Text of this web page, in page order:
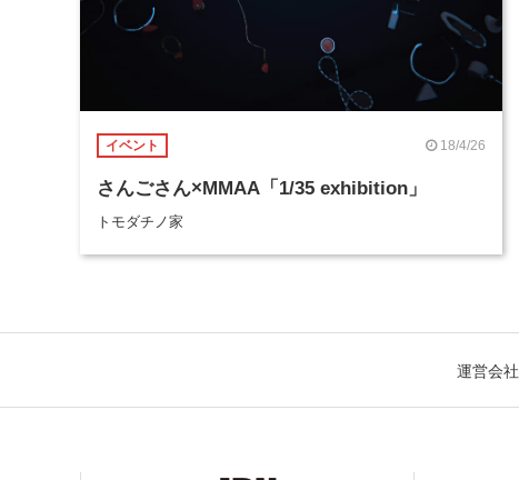
イベント 18/4/26
さんごさん×MMAA「1/35 exhibition」
トモダチノ家
運営会社